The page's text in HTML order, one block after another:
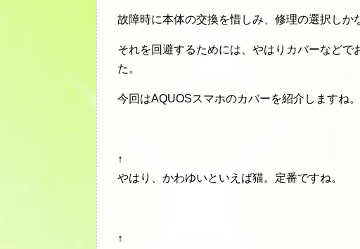
故障時に本体の交換を惜しみ、修理の選択しか
それを回避するためには、やはりカバーなど
た。
今回はAQUOSスマホのカバーを紹介しますね。
↑
やはり、かわゆいといえば猫。定番ですね。
↑